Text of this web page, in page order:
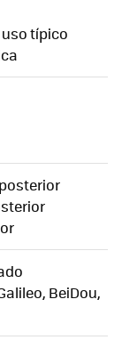
uso típico
BeiDou,